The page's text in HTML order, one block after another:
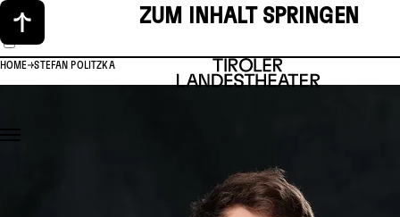
ZUM INHALT SPRINGEN
HOME STEFAN POLITZKA